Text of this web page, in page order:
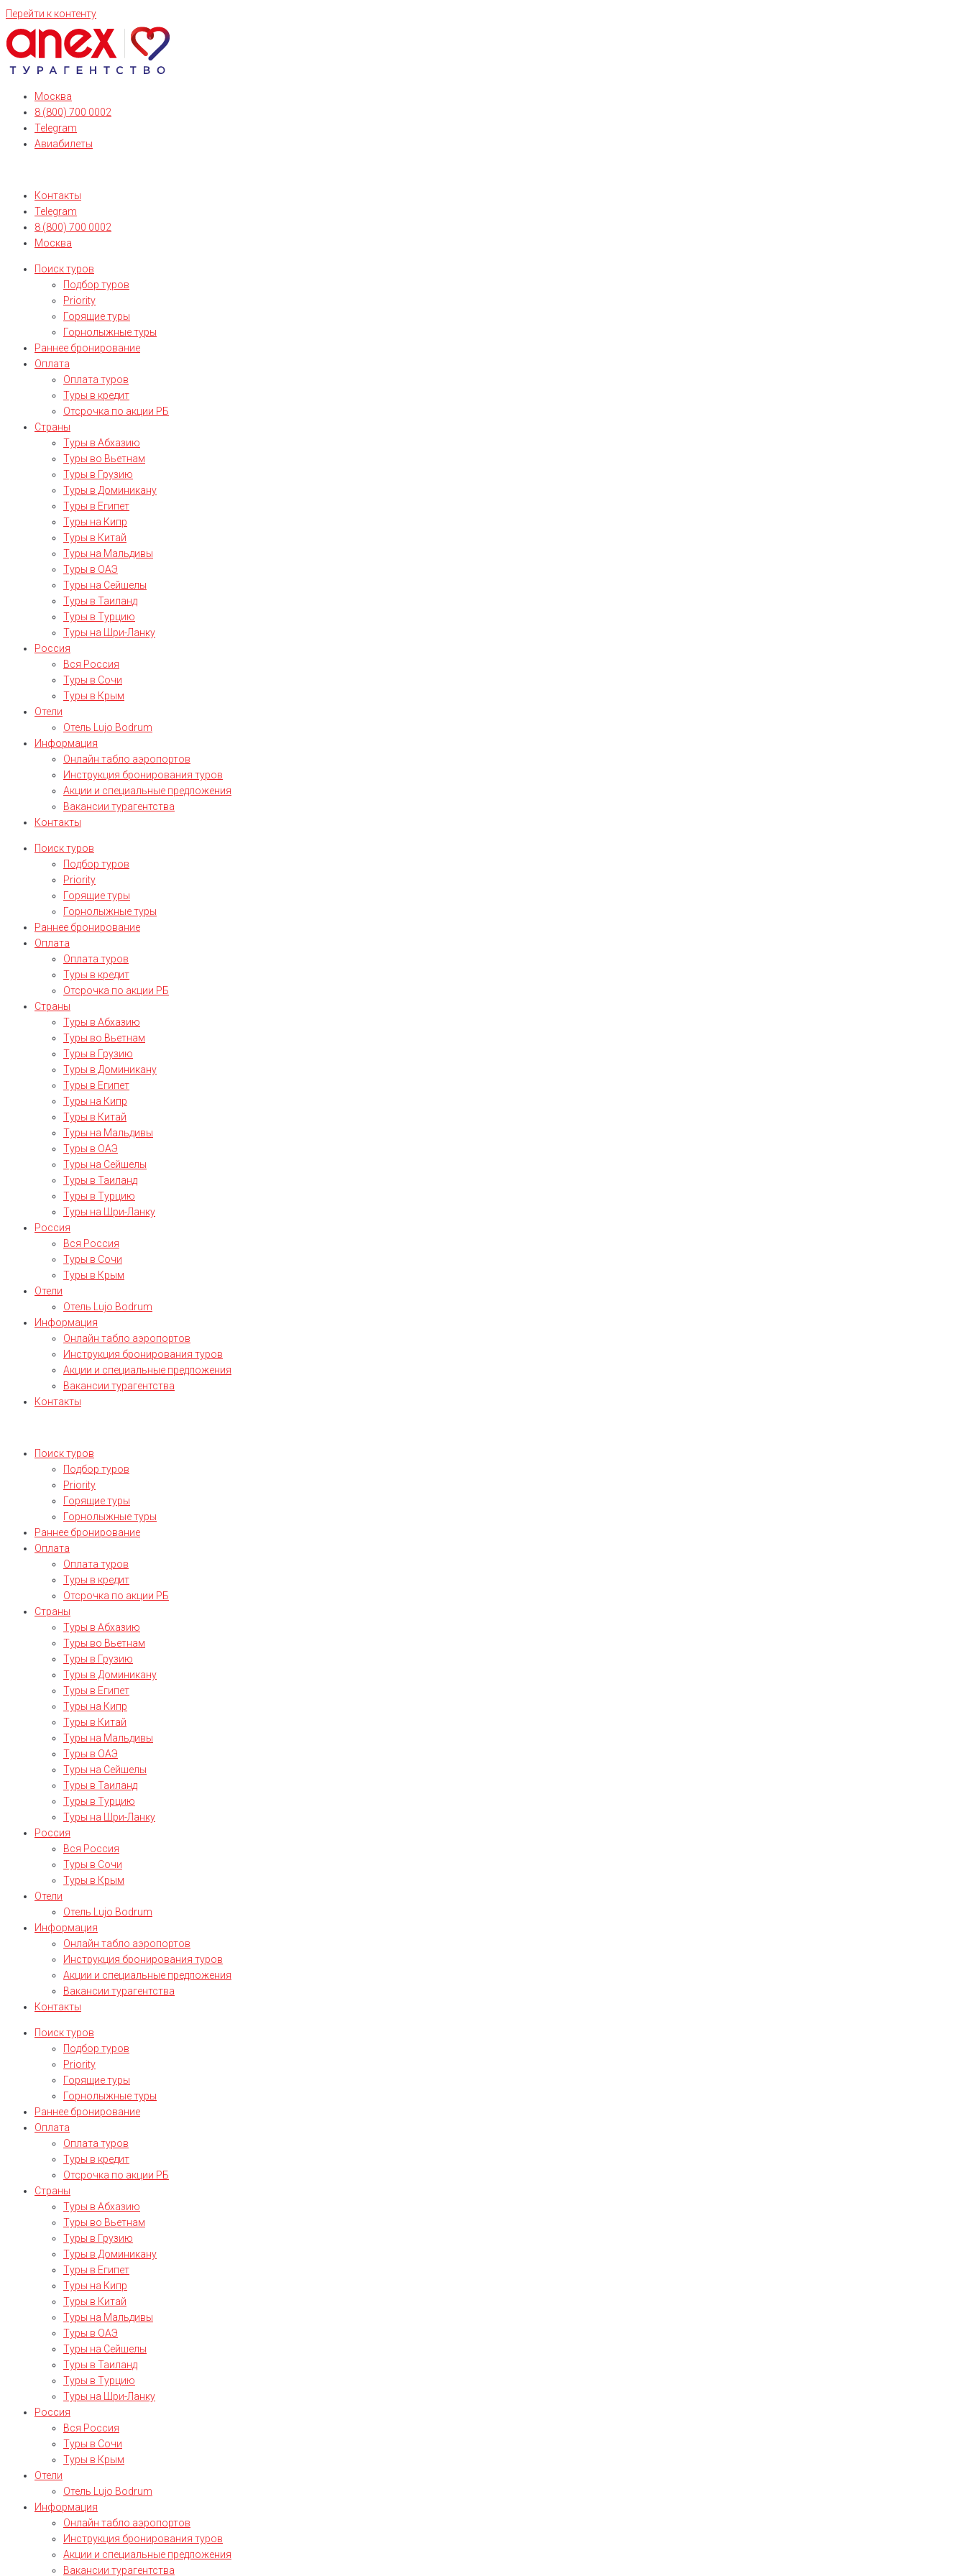
Перейти к контенту
Москва
8 (800) 700 0002
Telegram
Авиабилеты
Контакты
Telegram
8 (800) 700 0002
Москва
Поиск туров
Подбор туров
Priority
Горящие туры
Горнолыжные туры
Раннее бронирование
Оплата
Оплата туров
Туры в кредит
Отсрочка по акции РБ
Страны
Туры в Абхазию
Туры во Вьетнам
Туры в Грузию
Туры в Доминикану
Туры в Египет
Туры на Кипр
Туры в Китай
Туры на Мальдивы
Туры в ОАЭ
Туры на Сейшелы
Туры в Таиланд
Туры в Турцию
Туры на Шри-Ланку
Россия
Вся Россия
Туры в Сочи
Туры в Крым
Отели
Отель Lujo Bodrum
Информация
Онлайн табло аэропортов
Инструкция бронирования туров
Акции и специальные предложения
Вакансии турагентства
Контакты
Поиск туров
Подбор туров
Priority
Горящие туры
Горнолыжные туры
Раннее бронирование
Оплата
Оплата туров
Туры в кредит
Отсрочка по акции РБ
Страны
Туры в Абхазию
Туры во Вьетнам
Туры в Грузию
Туры в Доминикану
Туры в Египет
Туры на Кипр
Туры в Китай
Туры на Мальдивы
Туры в ОАЭ
Туры на Сейшелы
Туры в Таиланд
Туры в Турцию
Туры на Шри-Ланку
Россия
Вся Россия
Туры в Сочи
Туры в Крым
Отели
Отель Lujo Bodrum
Информация
Онлайн табло аэропортов
Инструкция бронирования туров
Акции и специальные предложения
Вакансии турагентства
Контакты
Поиск туров
Подбор туров
Priority
Горящие туры
Горнолыжные туры
Раннее бронирование
Оплата
Оплата туров
Туры в кредит
Отсрочка по акции РБ
Страны
Туры в Абхазию
Туры во Вьетнам
Туры в Грузию
Туры в Доминикану
Туры в Египет
Туры на Кипр
Туры в Китай
Туры на Мальдивы
Туры в ОАЭ
Туры на Сейшелы
Туры в Таиланд
Туры в Турцию
Туры на Шри-Ланку
Россия
Вся Россия
Туры в Сочи
Туры в Крым
Отели
Отель Lujo Bodrum
Информация
Онлайн табло аэропортов
Инструкция бронирования туров
Акции и специальные предложения
Вакансии турагентства
Контакты
Поиск туров
Подбор туров
Priority
Горящие туры
Горнолыжные туры
Раннее бронирование
Оплата
Оплата туров
Туры в кредит
Отсрочка по акции РБ
Страны
Туры в Абхазию
Туры во Вьетнам
Туры в Грузию
Туры в Доминикану
Туры в Египет
Туры на Кипр
Туры в Китай
Туры на Мальдивы
Туры в ОАЭ
Туры на Сейшелы
Туры в Таиланд
Туры в Турцию
Туры на Шри-Ланку
Россия
Вся Россия
Туры в Сочи
Туры в Крым
Отели
Отель Lujo Bodrum
Информация
Онлайн табло аэропортов
Инструкция бронирования туров
Акции и специальные предложения
Вакансии турагентства